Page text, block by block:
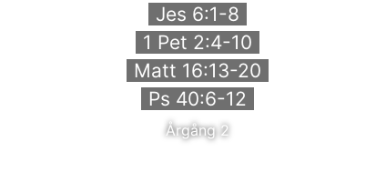
Jes 6:1-8
1 Pet 2:4-10
Matt 16:13-20
Ps 40:6-12
Årgång 2